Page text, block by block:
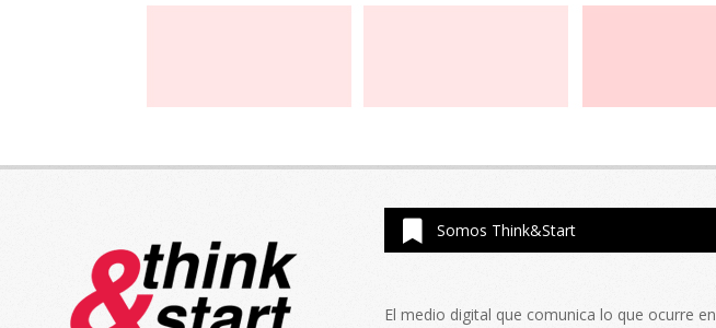
Somos Think&Start
El medio digital que comunica lo que ocurre en